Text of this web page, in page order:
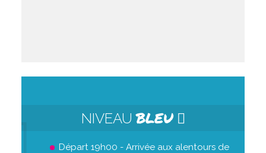
NIVEAUBLEU
Départ 19h00 - Arrivée aux alentours de